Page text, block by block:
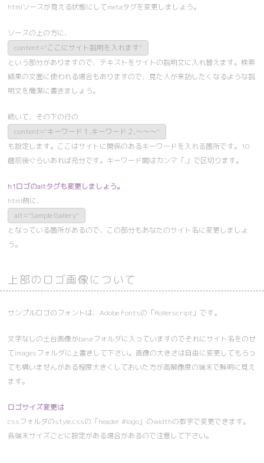
htmlソースが見える状態にしてmetaタグを変更しましょう。
ソースの上の方に、
content="ここにサイト説明を入れます"
という部分がありますので、テキストをサイトの説明文に入れ替えます。検索
結果の文面に使われる場合もありますので、見た人が来訪したくなるような説
明文を簡潔に書きましょう。
続いて、その下の行の
content="キーワード１,キーワード２,～～～"
も設定します。ここはサイトに関係のあるキーワードを入れる箇所です。10
個前後ぐらいあれば充分です。キーワード間はカンマ「,」で区切ります。
h1ロゴのaltタグも変更しましょう。
html側に、
alt="Sample Gallery"
となっている箇所があるので、この部分もあなたのサイト名に変更しましょ
う。
上部のロゴ画像について
サンプルロゴのフォントは、Adobe Fontsの「Rollerscript」です。
文字なしの土台画像がbaseフォルダに入っていますのでそれにサイト名をのせ
てimagesフォルダに上書きして下さい。画像の大きさは自由に変更してもらっ
ても構いませんがある程度大きくしておいた方が高解像度の端末で鮮明に見え
ます。
ロゴサイズ変更は
cssフォルダのstyle.cssの「header #logo」のwidthの数字で変更できます。
各端末サイズごとに設定がある場合があるので注意して下さい。